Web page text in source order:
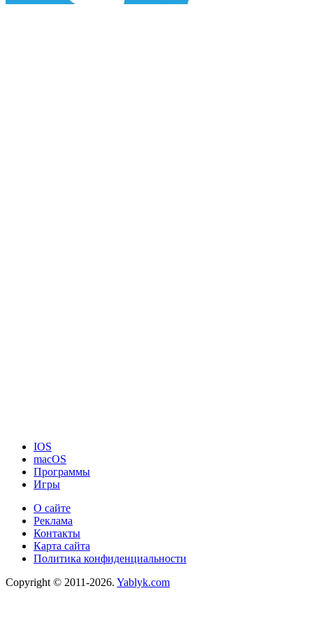
IOS
macOS
Программы
Игры
О сайте
Реклама
Контакты
Карта сайта
Политика конфиденциальности
Copyright © 2011-2026. Yablyk.сom